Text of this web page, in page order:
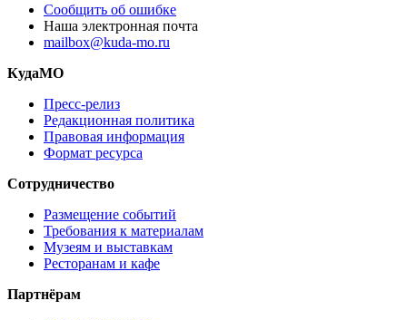
Сообщить об ошибке
Наша электронная почта
mailbox@kuda-mo.ru
КудаМО
Пресс-релиз
Редакционная политика
Правовая информация
Формат ресурса
Сотрудничество
Размещение событий
Требования к материалам
Музеям и выставкам
Ресторанам и кафе
Партнёрам